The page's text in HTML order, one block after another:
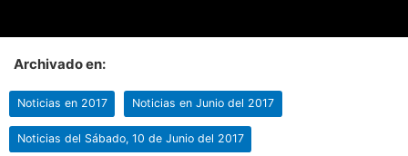
Archivado en:
Noticias en 2017 Noticias en Junio del 2017
Noticias del Sábado, 10 de Junio del 2017